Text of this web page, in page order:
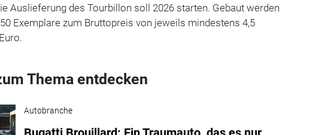
Auslieferung des Tourbillon soll 2026 starten. Gebaut werden
Exemplare zum Bruttopreis von jeweils mindestens 4,5
Thema entdecken
Autobranche